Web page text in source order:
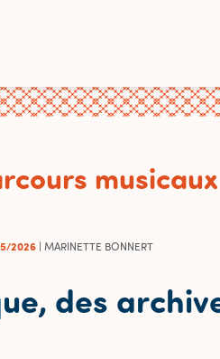
musicaux
2026 | MARINETTE BONNERT
des